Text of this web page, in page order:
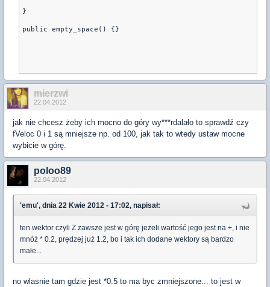
}
public empty_space() {}
mierzwi
22.04.2012
jak nie chcesz żeby ich mocno do góry wy***rdalało to sprawdź czy
fVeloc 0 i 1 są mniejsze np. od 100, jak tak to wtedy ustaw mocne
wybicie w górę.
poloo89
22.04.2012
'emu', dnia 22 Kwie 2012 - 17:02, napisał:
ten wektor czyli Z zawsze jest w górę jeżeli wartość jego jest na +, i nie
mnóż * 0.2, prędzej już 1.2, bo i tak ich dodane wektory są bardzo
małe...
no wlasnie tam gdzie jest *0.5 to ma byc zmniejszone... to jest w